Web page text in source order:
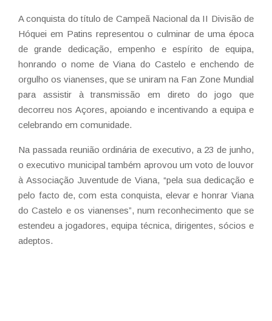
A conquista do título de Campeã Nacional da II Divisão de
Hóquei em Patins representou o culminar de uma época
de grande dedicação, empenho e espírito de equipa,
honrando o nome de Viana do Castelo e enchendo de
orgulho os vianenses, que se uniram na Fan Zone Mundial
para assistir à transmissão em direto do jogo que
decorreu nos Açores, apoiando e incentivando a equipa e
celebrando em comunidade.
Na passada reunião ordinária de executivo, a 23 de junho,
o executivo municipal também aprovou um voto de louvor
à Associação Juventude de Viana, “pela sua dedicação e
pelo facto de, com esta conquista, elevar e honrar Viana
do Castelo e os vianenses”, num reconhecimento que se
estendeu a jogadores, equipa técnica, dirigentes, sócios e
adeptos.